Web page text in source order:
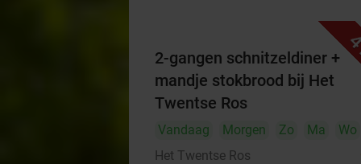
2-gangen schnitzeldiner +
mandje stokbrood bij Het
Twentse Ros
Vandaag Morgen Zo Ma Wo
Het Twentse Ros